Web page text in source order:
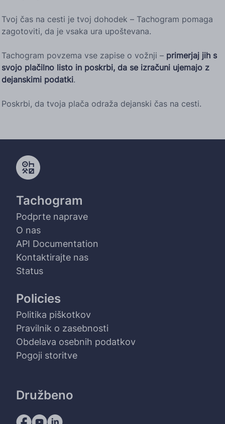
Tvoj čas na cesti je tvoj dohodek – Tachogram pomaga
zagotoviti, da je vsaka ura upoštevana.
Tachogram povzema vse zapise o vožnji – primerjaj jih s
svojo plačilno listo in poskrbi, da se izračuni ujemajo z
dejanskimi podatki.
Poskrbi, da tvoja plača odraža dejanski čas na cesti.
Tachogram
Podprte naprave
O nas
API Documentation
Kontaktirajte nas
Status
Policies
Politika piškotkov
Pravilnik o zasebnosti
Obdelava osebnih podatkov
Pogoji storitve
Družbeno